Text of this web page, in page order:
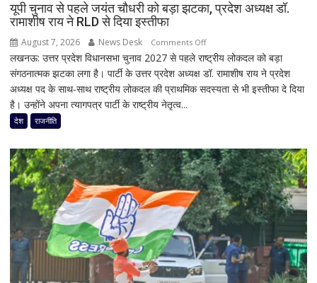
है
of
Baroda?
सीनियर
सिटीजन
ज्यादा
फायदा,
जानिए
नई
ब्याज
दरें
यूपी चुनाव से पहले जयंत चौधरी को बड़ा झटका, प्रदेश अध्यक्ष डॉ.
रामाशीष राय ने RLD से दिया इस्तीफा
August 7, 2026 News Desk Comments Offon
यूपी
चुनाव
से
को
बड़ा
झटका,
प्रदेश
अध्यक्ष
डॉ.
रामाशीष
राय
ने
लखनऊ: उत्तर प्रदेश विधानसभा चुनाव 2027 से पहले राष्ट्रीय लोकदल को बड़ा
संगठनात्मक झटका लगा है। पार्टी के उत्तर प्रदेश अध्यक्ष डॉ. रामाशीष राय ने प्रदेश
अध्यक्ष पद के साथ-साथ राष्ट्रीय लोकदल की प्राथमिक सदस्यता से भी इस्तीफा दे दिया
है। उन्होंने अपना त्यागपत्र पार्टी के राष्ट्रीय नेतृत्व...
देश राजनीति